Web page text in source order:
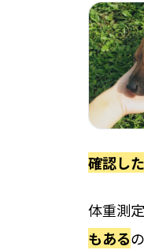
確認し
体重測
もある